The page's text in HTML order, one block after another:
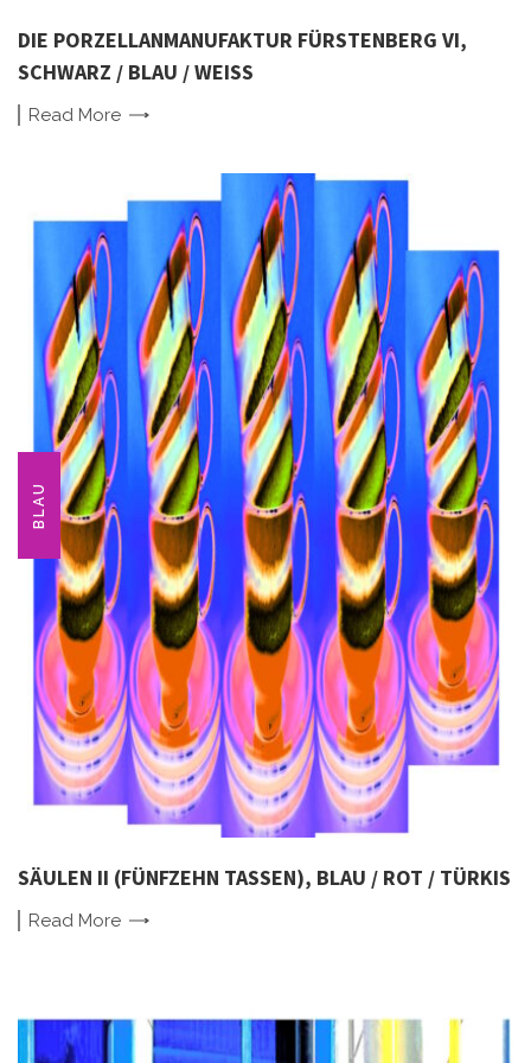
DIE PORZELLANMANUFAKTUR FÜRSTENBERG VI,
SCHWARZ / BLAU / WEISS
Read More
BLAU
SÄULEN II (FÜNFZEHN TASSEN), BLAU / ROT / TÜRKIS
Read More